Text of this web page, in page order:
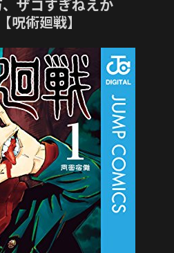
、ザコすぎねえか
術廻戦】